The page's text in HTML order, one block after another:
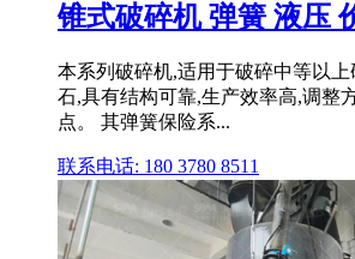
锥式破碎机 弹簧 液压
本系列破碎机,适用于破碎中等以
石,具有结构可靠,生产效率高,调整
点。 其弹簧保险系...
联系电话: 180 3780 8511